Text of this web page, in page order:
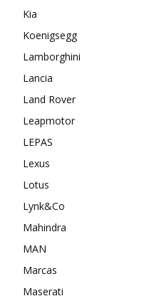
Kia
Koenigsegg
Lamborghini
Lancia
Land Rover
Leapmotor
LEPAS
Lexus
Lotus
Lynk&Co
Mahindra
MAN
Marcas
Maserati